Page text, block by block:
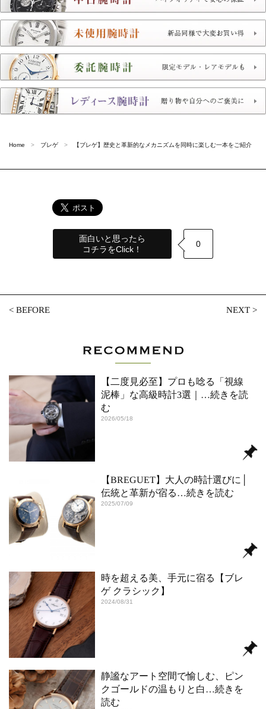
Home ブレゲ 【ブレゲ】歴史と革新的なメカニズムを同時に楽しむ一本をご紹介
面白いと思ったら
コチラをClick！
0
<BEFORE NEXT>
【二度見必至】プロも唸る「視線
泥棒」な高級時計3選｜ …続きを読
む
2026/05/18
【BREGUET】大人の時計選びに│
伝統と革新が宿る …続きを読む
2025/07/09
時を超える美、手元に宿る【ブレ
ゲ クラシック】
2024/08/31
静謐なアート空間で愉しむ、ピン
クゴールドの温もりと白 …続きを
読む